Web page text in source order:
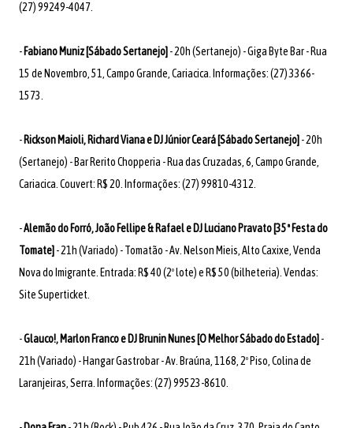
(27) 99249-4047.
- Fabiano Muniz [Sábado Sertanejo] - 20h (Sertanejo) - Giga Byte Bar - Rua
15 de Novembro, 51, Campo Grande, Cariacica. Informações: (27) 3366-
1573.
- Rickson Maioli, Richard Viana e DJ Júnior Ceará [Sábado Sertanejo] - 20h
(Sertanejo) - Bar Rerito Chopperia - Rua das Cruzadas, 6, Campo Grande,
Cariacica. Couvert: R$ 20. Informações: (27) 99810-4312.
-Alemão do Forró, João Fellipe & Rafael e DJ Luciano Pravato [35ª Festa do
Tomate] - 21h (Variado) - Tomatão - Av. Nelson Mieis, Alto Caxixe, Venda
Nova do Imigrante. Entrada: R$ 40 (2º lote) e R$ 50 (bilheteria). Vendas:
Site Superticket.
-Glauco!, Marlon Franco e DJ Brunin Nunes [O Melhor Sábado do Estado] -
21h (Variado) - Hangar Gastrobar - Av. Braúna, 1168, 2º Piso, Colina de
Laranjeiras, Serra. Informações: (27) 99523-8610.